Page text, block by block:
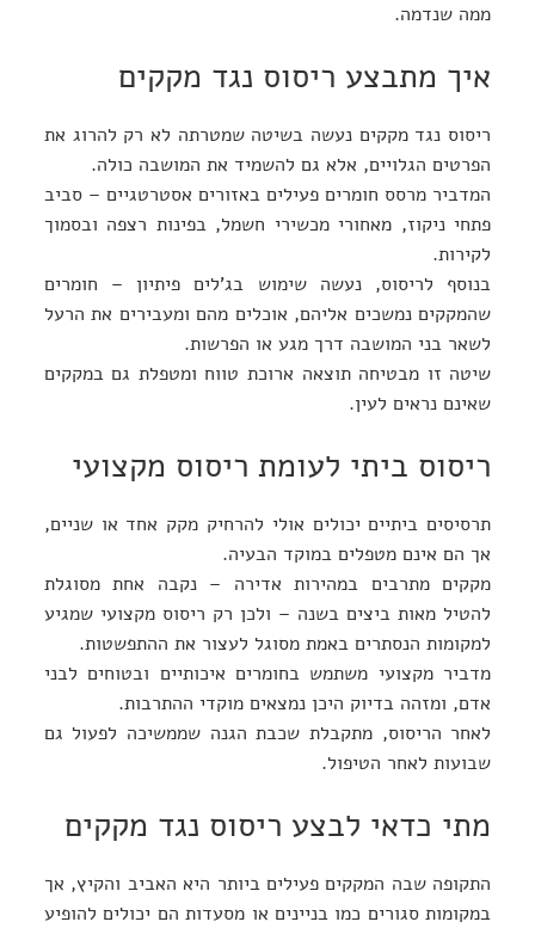
ממה שנדמה.
איך מתבצע ריסוס נגד מקקים
ריסוס נגד מקקים נעשה בשיטה שמטרתה לא רק להרוג את
הפרטים הגלויים, אלא גם להשמיד את המושבה כולה.
המדביר מרסס חומרים פעילים באזורים אסטרטגיים – סביב
פתחי ניקוז, מאחורי מכשירי חשמל, בפינות רצפה ובסמוך
לקירות.
בנוסף לריסוס, נעשה שימוש בג’לים פיתיון – חומרים
שהמקקים נמשכים אליהם, אוכלים מהם ומעבירים את הרעל
לשאר בני המושבה דרך מגע או הפרשות.
שיטה זו מבטיחה תוצאה ארוכת טווח ומטפלת גם במקקים
שאינם נראים לעין.
ריסוס ביתי לעומת ריסוס מקצועי
תרסיסים ביתיים יכולים אולי להרחיק מקק אחד או שניים,
אך הם אינם מטפלים במוקד הבעיה.
מקקים מתרבים במהירות אדירה – נקבה אחת מסוגלת
להטיל מאות ביצים בשנה – ולכן רק ריסוס מקצועי שמגיע
למקומות הנסתרים באמת מסוגל לעצור את ההתפשטות.
מדביר מקצועי משתמש בחומרים איכותיים ובטוחים לבני
אדם, ומזהה בדיוק היכן נמצאים מוקדי ההתרבות.
לאחר הריסוס, מתקבלת שכבת הגנה שממשיכה לפעול גם
שבועות לאחר הטיפול.
מתי כדאי לבצע ריסוס נגד מקקים
התקופה שבה המקקים פעילים ביותר היא האביב והקיץ, אך
במקומות סגורים כמו בניינים או מסעדות הם יכולים להופיע